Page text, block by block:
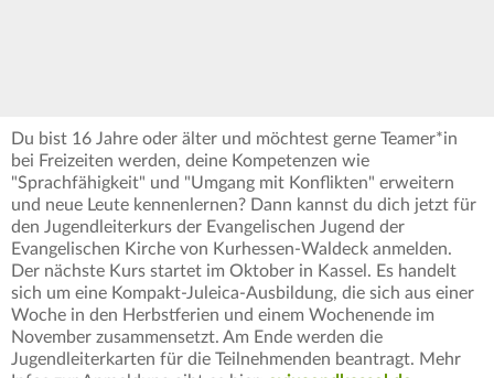
Du bist 16 Jahre oder älter und möchtest gerne Teamer*in
bei Freizeiten werden, deine Kompetenzen wie
"Sprachfähigkeit" und "Umgang mit Konflikten" erweitern
und neue Leute kennenlernen? Dann kannst du dich jetzt für
den Jugendleiterkurs der Evangelischen Jugend der
Evangelischen Kirche von Kurhessen-Waldeck anmelden.
Der nächste Kurs startet im Oktober in Kassel. Es handelt
sich um eine Kompakt-Juleica-Ausbildung, die sich aus einer
Woche in den Herbstferien und einem Wochenende im
November zusammensetzt. Am Ende werden die
Jugendleiterkarten für die Teilnehmenden beantragt. Mehr